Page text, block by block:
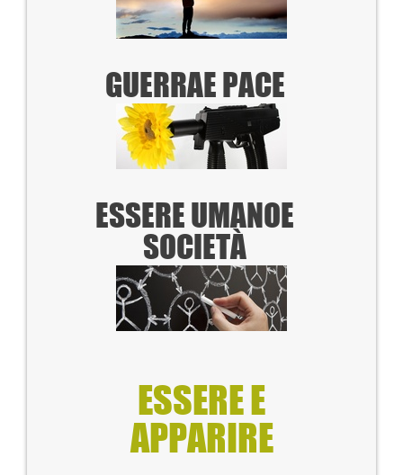
GUERRAE PACE
ESSERE UMANOE
SOCIETÀ
ESSERE E
APPARIRE